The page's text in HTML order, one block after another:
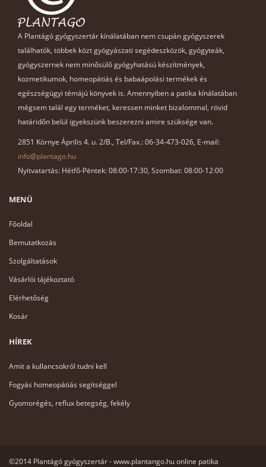
A Plantágó gyógyszertár kínálatában nem csupán gyógyszerek
találhatók, többek közt gyógyászati segédeszközök, gyógyteák,
gyógyszernek nem minősülő gyógyhatású készítmények,
kozmetikumok, homeopátiás és babaápolási termékek és
egészségügyi témájú könyvek is. Amennyiben a patika kínálatában
mégsem talál egy terméket, keressen minket bizalommal, rövid
határidőn belül igyekszünk beszerezni amire szüksége van.
2851 Környe Április 4. u. 2/B., Tel/Fax.: 06-34-473-026, E-mail:
info@plantago.hu
Nyitvatartás: Hétfő-Péntek: 08:00-17:30, Szombat: 08:00-12:00
MENÜ
Főoldal
Bemutatkozás
Szolgáltatások
Vásárlói tájékoztató
Elérhetőség
Kosár
HÍREK
Amit a kullancsokról tudni kell
Fogyás homeopátiás segítséggel
Gyomorégés, reflux betegség, fekély
©2014 Plantágó gyógyszertár - www.plantango.hu online patika